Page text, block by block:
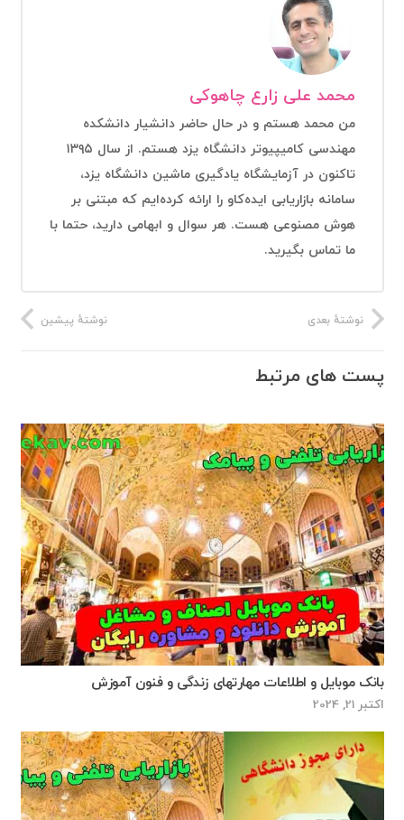
محمد علی زارع چاهوکی
من محمد هستم و در حال حاضر دانشیار دانشکده
مهندسی کامیپیوتر دانشگاه یزد هستم. از سال ۱۳۹۵
تاکنون در آزمایشگاه یادگیری ماشین دانشگاه یزد،
سامانه بازاریابی ایده‌کاو را ارائه کرده‌ایم که مبتنی بر
هوش مصنوعی هست. هر سوال و ابهامی دارید، حتما با
ما تماس بگیرید.
نوشتهٔ پیشین نوشتهٔ بعدی
پست های مرتبط
بانک موبایل و اطلاعات مهارتهای زندگی و فنون آموزش
اکتبر 21, 2024